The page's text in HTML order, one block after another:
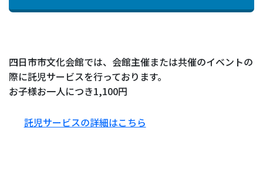
四日市市文化会館では、会館主催または共催のイベントの
際に託児サービスを行っております。
お子様お一人につき1,100円
託児サービスの詳細はこちら